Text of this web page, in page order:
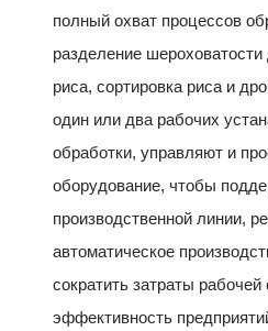
полный охват процессов
разделение
риса, сортировка риса и
один или два рабочих
обработки, управляют и
оборудование, чтобы
производственной линии,
автоматическое
сократить затраты
эффективность